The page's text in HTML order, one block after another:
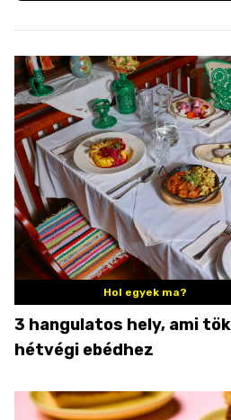
Hol egyek ma?
3 hangulatos hely, ami
hétvégi ebédhez